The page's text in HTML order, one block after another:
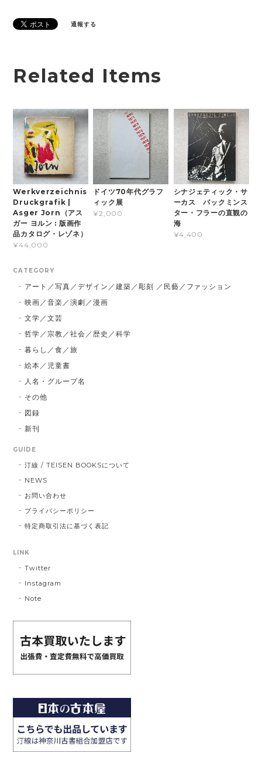
通報する
Related Items
Werkverzeichnis
Druckgrafik |
Asger Jorn（アス
ガー ヨルン : 版画作
品カタログ・レゾネ）
¥44,000
ドイツ70年代グラフ
ィック展
¥2,000
シナジェティック・サ
ーカス バックミンス
ター・フラーの直観の
海
¥4,400
CATEGORY
アート／写真／デザイン／建築／彫刻 ／民藝／ファッション
映画／音楽／演劇／漫画
文学／文芸
哲学／宗教／社会／歴史／科学
暮らし／食／旅
絵本／児童書
人名・グループ名
その他
図録
新刊
GUIDE
汀線 / TEISEN BOOKSについて
NEWS
お問い合わせ
プライバシーポリシー
特定商取引法に基づく表記
LINK
Twitter
Instagram
Note